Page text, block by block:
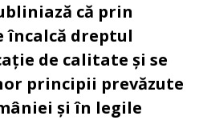
că prin
încalcă dreptul
de calitate și se
principii prevăzute
și în legile